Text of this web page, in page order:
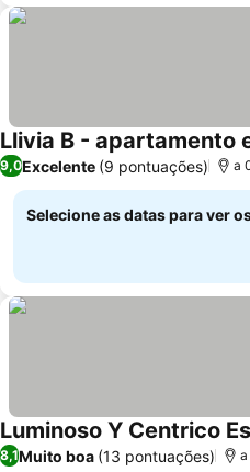
Llivia B - apartamento
9,0Excelente (9 pontuações) a
Selecione as datas para ver
Luminoso Y Centrico
8,1Muito boa (13 pontuações)